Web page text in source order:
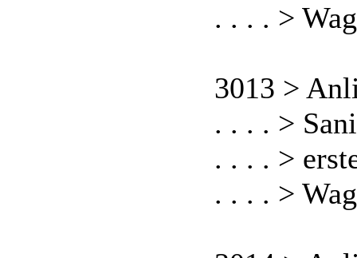
. . . . >
3013 >
. . . . >
. . . . >
. . . . >